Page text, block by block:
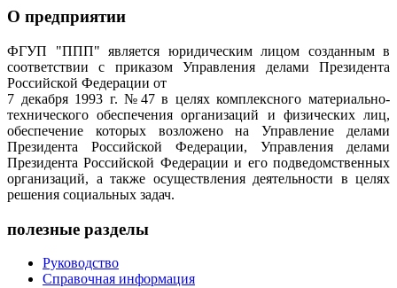
О предприятии
ФГУП "ППП" является юридическим лицом созданным в
соответствии с приказом Управления делами Президента
Российской Федерации от
7 декабря 1993 г. №47 в целях комплексного материально-
технического обеспечения организаций и физических лиц,
обеспечение которых возложено на Управление делами
Президента Российской Федерации, Управления делами
Президента Российской Федерации и его подведомственных
организаций, а также осуществления деятельности в целях
решения социальных задач.
полезные разделы
Руководство
Справочная информация